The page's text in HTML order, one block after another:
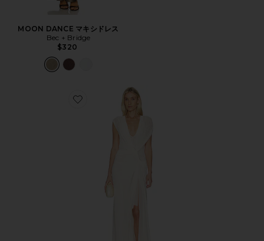
MOON DANCE マキシドレス
Bec + Bridge
$320
Favorite LEIA ドレス